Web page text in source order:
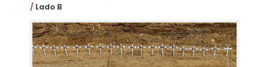
Lado B